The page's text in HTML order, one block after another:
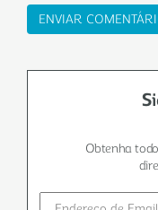
Obtenha